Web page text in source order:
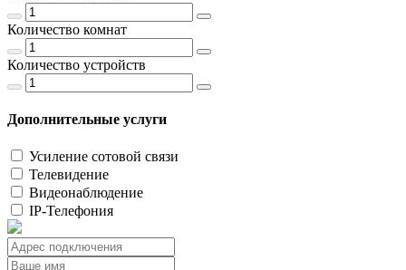
Количество комнат
Количество устройств
Дополнительные услуги
Усиление сотовой связи
Телевидение
Видеонаблюдение
IP-Телефония